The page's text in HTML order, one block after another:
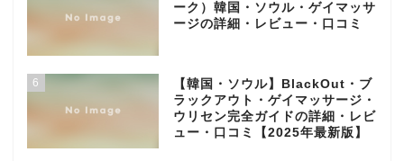
ーク）韓国・ソウル・ゲイマッサ
ージの詳細・レビュー・口コミ
6
【韓国・ソウル】BlackOut・ブ
ラックアウト・ゲイマッサージ・
ウリセン完全ガイドの詳細・レビ
ュー・口コミ【2025年最新版】